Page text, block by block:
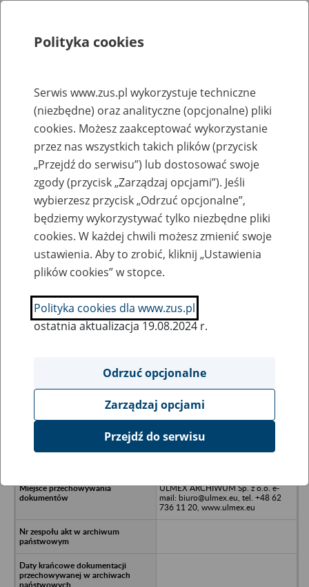
Rejestry, ewidencje i archiwa
Baza zlikwidowanych lub
przekształconych zakładów pracy
Nazwa zakładu pracy:
SZUKAJ
Ukryj wszystkie pozycje bazy
ARTIGRAF Sp. z o.o. w upadłości,
ULMEX ARCHIWUM Sp. z o.o. e-
mail: biuro@ulmex.eu, tel. +48 62
736 11 20, www.ulmex.eu
Polityka cookies
Serwis www.zus.pl wykorzystuje techniczne
(niezbędne) oraz analityczne (opcjonalne) pliki
cookies. Możesz zaakceptować wykorzystanie
przez nas wszystkich takich plików (przycisk
„Przejdź do serwisu”) lub dostosować swoje
zgody (przycisk „Zarządzaj opcjami”). Jeśli
wybierzesz przycisk „Odrzuć opcjonalne”,
będziemy wykorzystywać tylko niezbędne pliki
cookies. W każdej chwili możesz zmienić swoje
ustawienia. Aby to zrobić, kliknij „Ustawienia
plików cookies” w stopce.
Polityka cookies dla www.zus.pl
ostatnia aktualizacja 19.08.2024 r.
Odrzuć opcjonalne
Zarządzaj opcjami
Przejdź do serwisu